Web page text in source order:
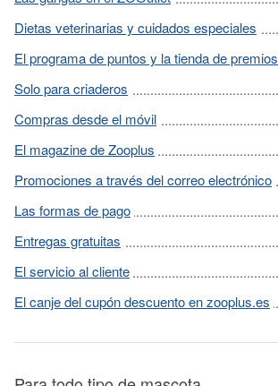
Dietas veterinarias y cuidados especiales
El programa de puntos y la tienda de premios
Solo para criaderos
Compras desde el móvil
El magazine de Zooplus
Promociones a través del correo electrónico
Las formas de pago
Entregas gratuitas
El servicio al cliente
El canje del cupón descuento en zooplus.es